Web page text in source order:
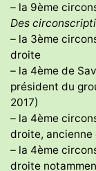
– la 9ème
Des
– la 3ème
droite
– la 4ème de
président du
2017)
– la 4ème
droite,
– la 4ème
droite